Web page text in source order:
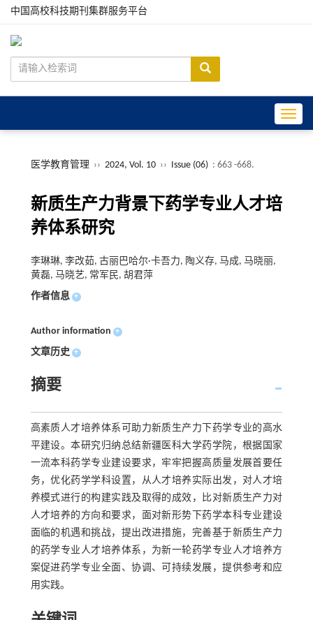
中国高校科技期刊集群服务平台
医学教育管理 ›› 2024, Vol. 10 ›› Issue (06) : 663 -668.
新质生产力背景下药学专业人才培
养体系研究
李琳琳, 李改茹, 古丽巴哈尔·卡吾力, 陶义存, 马成, 马晓丽,
黄磊, 马晓艺, 常军民, 胡君萍
作者信息 +
Author information +
文章历史 +
摘要
高素质人才培养体系可助力新质生产力下药学专业的高水
平建设。本研究归纳总结新疆医科大学药学院，根据国家
一流本科药学专业建设要求，牢牢把握高质量发展首要任
务，优化药学学科设置，从人才培养实际出发，对人才培
养模式进行的构建实践及取得的成效，比对新质生产力对
人才培养的方向和要求，面对新形势下药学本科专业建设
面临的机遇和挑战，提出改进措施，完善基于新质生产力
的药学专业人才培养体系，为新一轮药学专业人才培养方
案促进药学专业全面、协调、可持续发展，提供参考和应
用实践。